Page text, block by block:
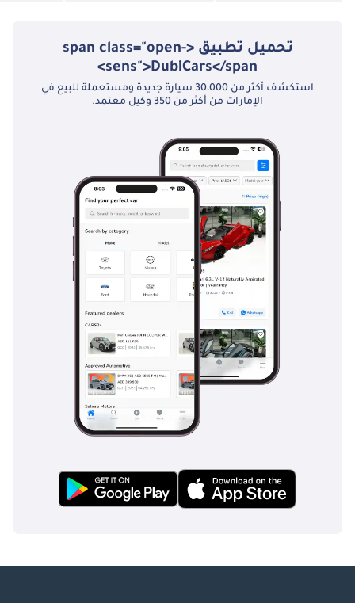
تحميل تطبيق <span class="open-
sens">DubiCars</span>
استكشف أكثر من 30،000 سيارة جديدة ومستعملة للبيع في
الإمارات من أكثر من 350 وكيل معتمد.
تم إنشاء هذه الإحصاءات بواسطة الذكاء الاصطناعي اعتماداً على بيانات
خبراء السوق. يُرجى دائماً فحص السيارة قبل الشراء.